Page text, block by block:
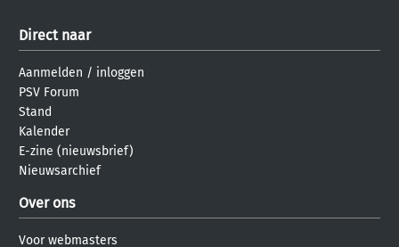
Direct naar
Aanmelden / inloggen
PSV Forum
Stand
Kalender
E-zine (nieuwsbrief)
Nieuwsarchief
Over ons
Voor webmasters